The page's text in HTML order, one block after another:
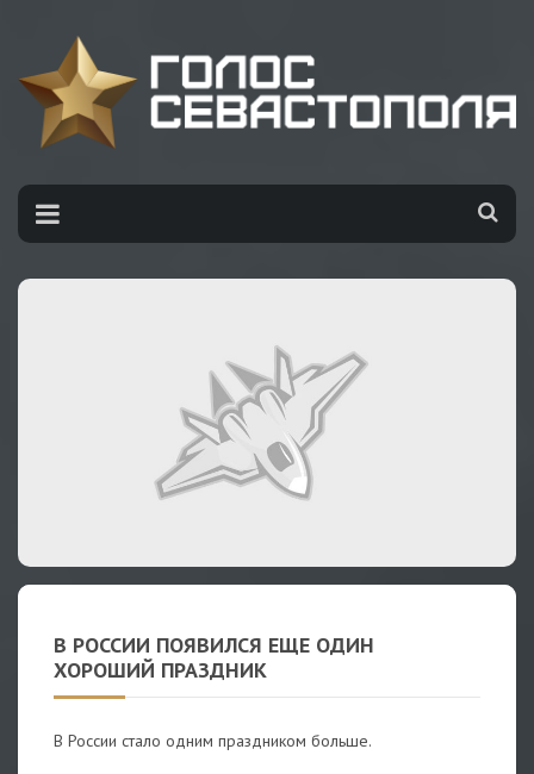
В РОССИИ ПОЯВИЛСЯ ЕЩЕ ОДИН
ХОРОШИЙ ПРАЗДНИК
В России стало одним праздником больше.